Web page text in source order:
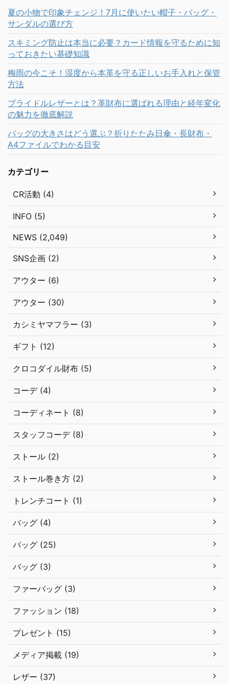
夏の小物で印象チェンジ！7月に使いたい帽子・バッグ・
サンダルの選び方
スキミング防止は本当に必要？カード情報を守るために知
っておきたい基礎知識
梅雨の今こそ！湿度から本革を守る正しいお手入れと保管
方法
ブライドルレザーとは？革財布に選ばれる理由と経年変化
の魅力を徹底解説
バッグの大きさはどう選ぶ？折りたたみ日傘・長財布・
A4ファイルでわかる目安
カテゴリー
CR活動 (4)
INFO (5)
NEWS (2,049)
SNS企画 (2)
アウター (6)
アウター (30)
カシミヤマフラー (3)
ギフト (12)
クロコダイル財布 (5)
コーデ (4)
コーディネート (8)
スタッフコーデ (8)
ストール (2)
ストール巻き方 (2)
トレンチコート (1)
バッグ (4)
バッグ (25)
バッグ (3)
ファーバッグ (3)
ファッション (18)
プレゼント (15)
メディア掲載 (19)
レザー (37)